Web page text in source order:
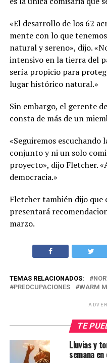
«El desarrollo de los 62
mente con lo que
natural y sereno», dijo.
intensivo en la tierra del
sería propicio para
lugar histórico natural.»
Sin embargo, el gerente
consta de más de un
«Seguiremos escuchando
conjunto y ni un solo
proyecto», dijo Fletcher.
democracia.»
Fletcher también dijo que
presentará
marzo.
TEMAS RELACIONADOS:
PREOCUPACIONES
WARM
TE
Lluvias y
semana